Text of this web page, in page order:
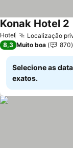
Hotel Localização
Konak Hotel 2
8,3 Muito boa 870
Selecione as
exatos.